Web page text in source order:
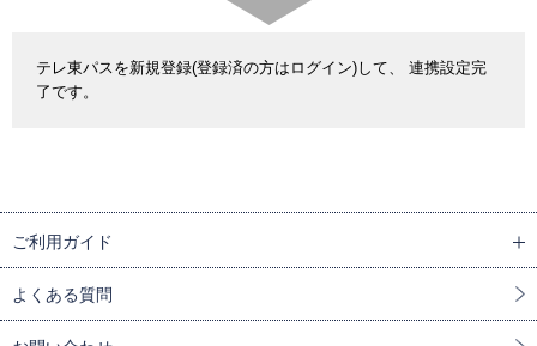
テレ東パスを新規登録(登録済の方はログイン)して、 連携設定完
了です。
ご利用ガイド
よくある質問